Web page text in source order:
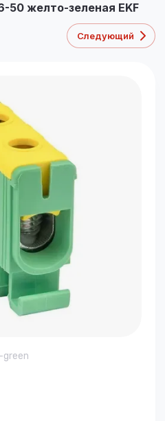
50 желто-зеленая EKF
Следующий